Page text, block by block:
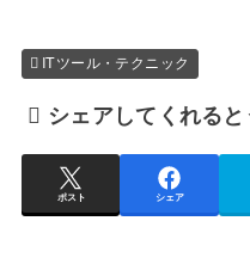
ITツール・テクニック
シェアしてくれる
ポスト シェア